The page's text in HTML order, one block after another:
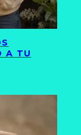
A TU